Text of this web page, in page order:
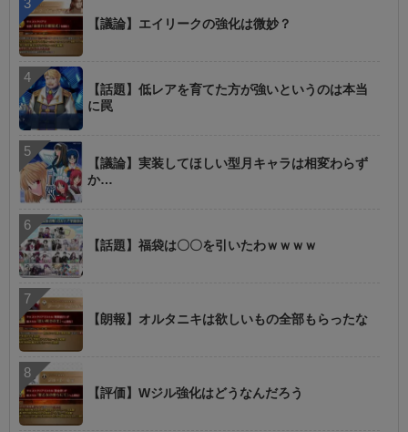
【議論】エイリークの強化は微妙？
【話題】低レアを育てた方が強いというのは本当
に罠
【議論】実装してほしい型月キャラは相変わらず
か…
【話題】福袋は〇〇を引いたわｗｗｗｗ
【朗報】オルタニキは欲しいもの全部もらったな
【評価】Wジル強化はどうなんだろう